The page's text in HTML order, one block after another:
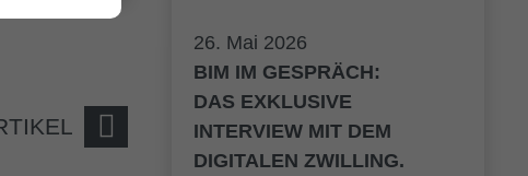
26. Mai 2026
BIM IM GESPRÄCH:
DAS EXKLUSIVE
INTERVIEW MIT DEM
DIGITALEN ZWILLING.